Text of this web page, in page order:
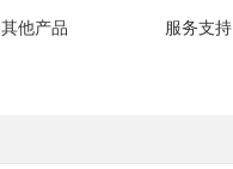
其他产品 服务支持